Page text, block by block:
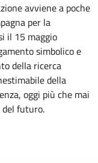
avviene a poche
per la
il 15 maggio
simbolico e
della ricerca
della
oggi più che mai
del futuro.